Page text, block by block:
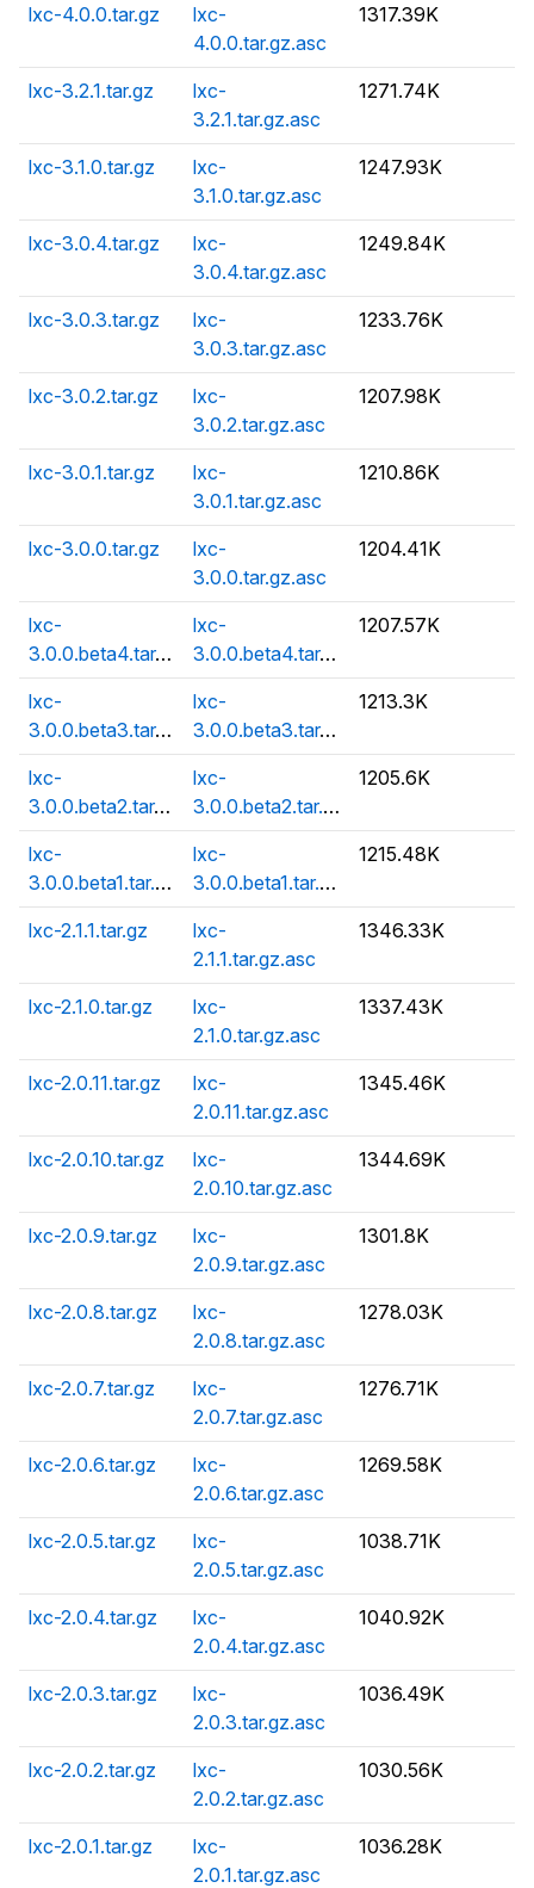
lxc-4.0.0.tar.gz
lxc-
4.0.0.tar.gz.asc
1317.39K
lxc-3.2.1.tar.gz
lxc-
3.2.1.tar.gz.asc
1271.74K
lxc-3.1.0.tar.gz
lxc-
3.1.0.tar.gz.asc
1247.93K
lxc-3.0.4.tar.gz
lxc-
3.0.4.tar.gz.asc
1249.84K
lxc-3.0.3.tar.gz
lxc-
3.0.3.tar.gz.asc
1233.76K
lxc-3.0.2.tar.gz
lxc-
3.0.2.tar.gz.asc
1207.98K
lxc-3.0.1.tar.gz
lxc-
3.0.1.tar.gz.asc
1210.86K
lxc-3.0.0.tar.gz
lxc-
3.0.0.tar.gz.asc
1204.41K
lxc-
3.0.0.beta4.tar.gz
lxc-
3.0.0.beta4.tar.gz.asc
1207.57K
lxc-
3.0.0.beta3.tar.gz
lxc-
3.0.0.beta3.tar.gz.asc
1213.3K
lxc-
3.0.0.beta2.tar.gz
lxc-
3.0.0.beta2.tar.gz.asc
1205.6K
lxc-
3.0.0.beta1.tar.gz
lxc-
3.0.0.beta1.tar.gz.asc
1215.48K
lxc-2.1.1.tar.gz
lxc-
2.1.1.tar.gz.asc
1346.33K
lxc-2.1.0.tar.gz
lxc-
2.1.0.tar.gz.asc
1337.43K
lxc-2.0.11.tar.gz
lxc-
2.0.11.tar.gz.asc
1345.46K
lxc-2.0.10.tar.gz
lxc-
2.0.10.tar.gz.asc
1344.69K
lxc-2.0.9.tar.gz
lxc-
2.0.9.tar.gz.asc
1301.8K
lxc-2.0.8.tar.gz
lxc-
2.0.8.tar.gz.asc
1278.03K
lxc-2.0.7.tar.gz
lxc-
2.0.7.tar.gz.asc
1276.71K
lxc-2.0.6.tar.gz
lxc-
2.0.6.tar.gz.asc
1269.58K
lxc-2.0.5.tar.gz
lxc-
2.0.5.tar.gz.asc
1038.71K
lxc-2.0.4.tar.gz
lxc-
2.0.4.tar.gz.asc
1040.92K
lxc-2.0.3.tar.gz
lxc-
2.0.3.tar.gz.asc
1036.49K
lxc-2.0.2.tar.gz
lxc-
2.0.2.tar.gz.asc
1030.56K
lxc-2.0.1.tar.gz
lxc-
2.0.1.tar.gz.asc
1036.28K